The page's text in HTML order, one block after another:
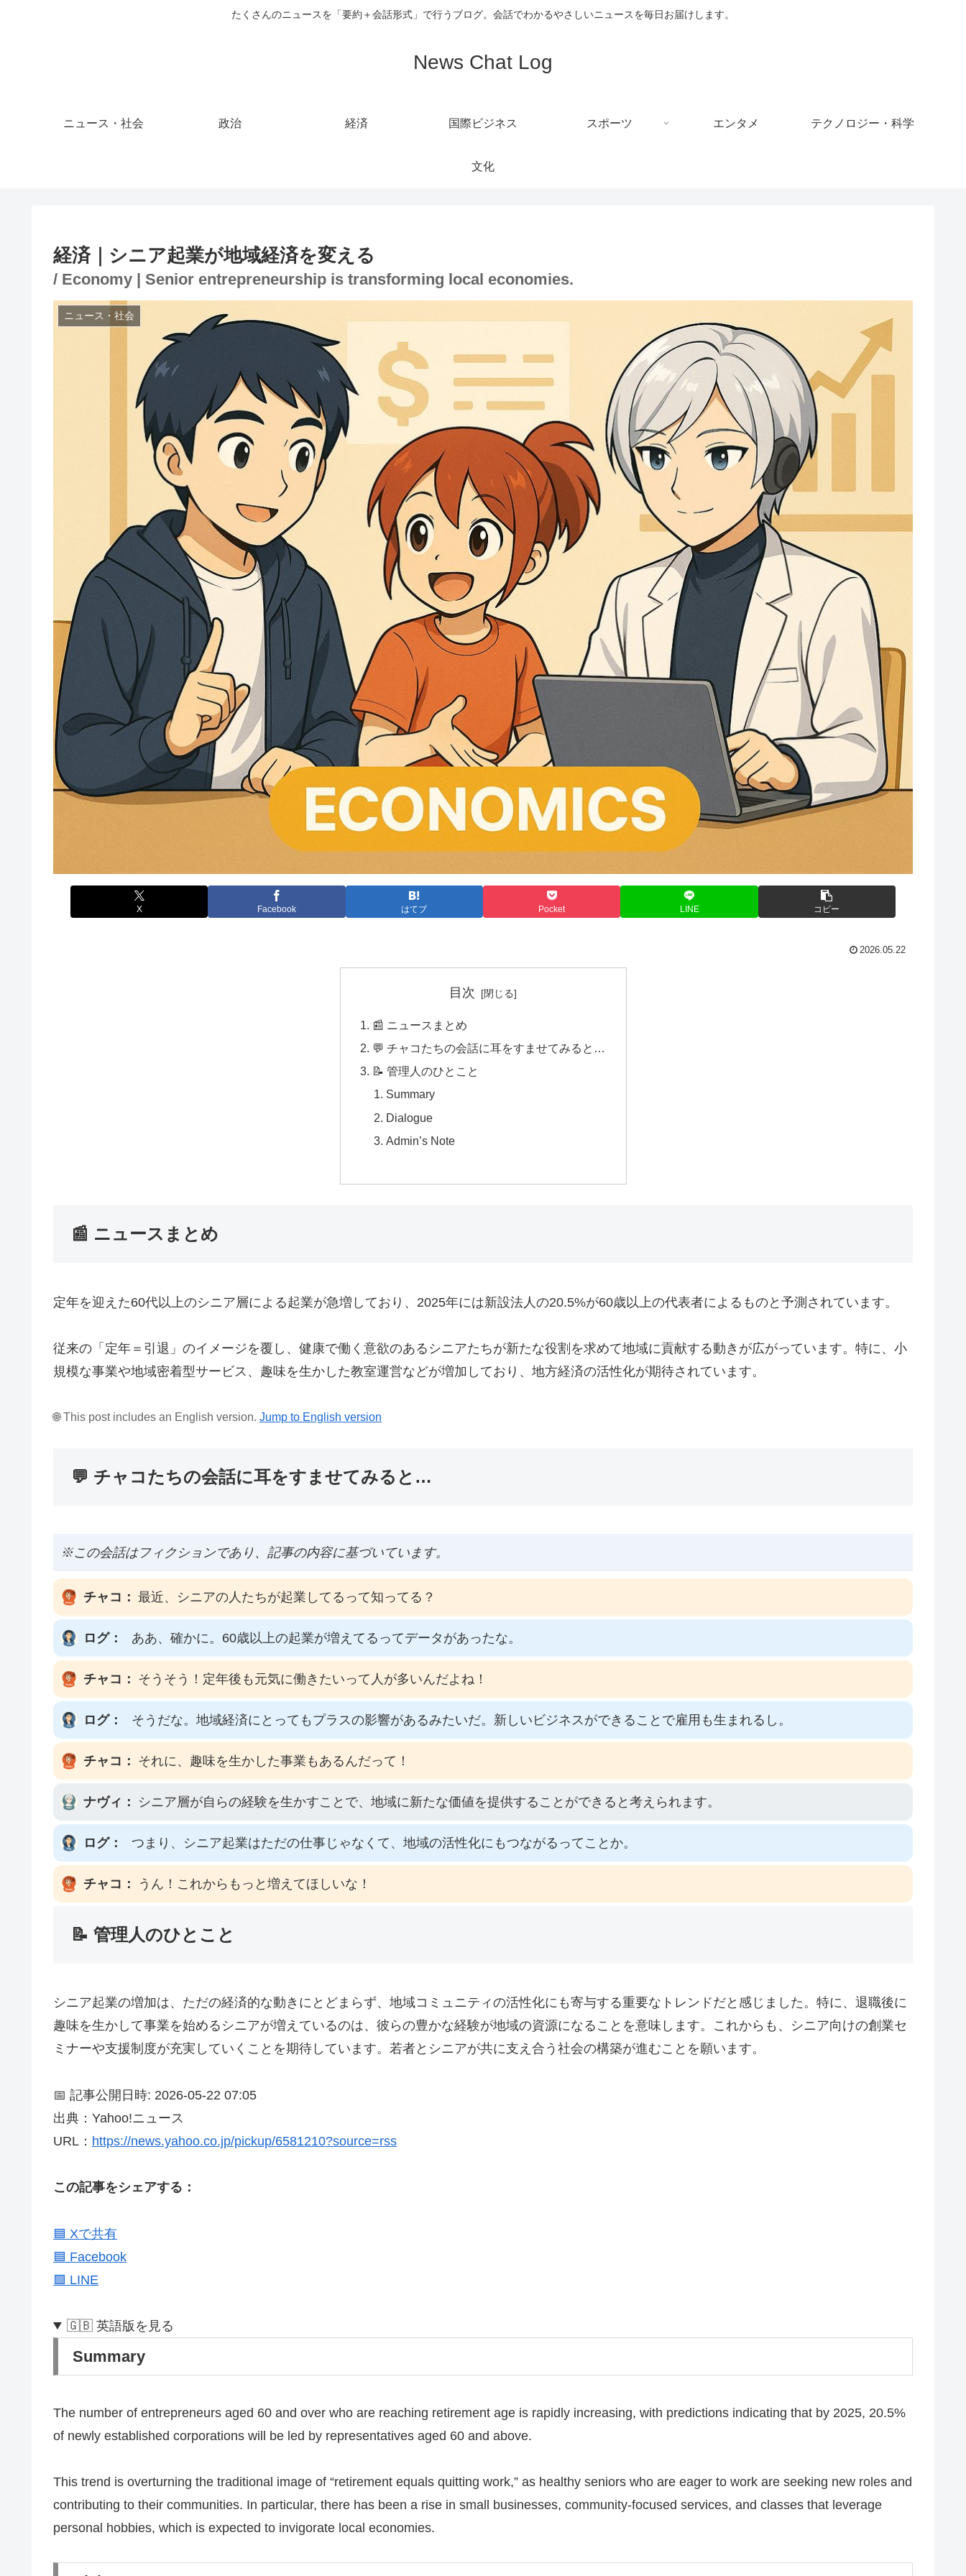
たくさんのニュースを「要約＋会話形式」で行うブログ。会話でわかるやさしいニュースを毎日お届けします。
News Chat Log
ニュース・社会 政治 経済 国際ビジネス スポーツ エンタメ テクノロジー・科学
文化
経済｜シニア起業が地域経済を変える
/ Economy | Senior entrepreneurship is transforming local economies.
ニュース・社会
X Facebook はてブ Pocket LINE コピー
2026.05.22
目次
📰 ニュースまとめ
💬 チャコたちの会話に耳をすませてみると…
📝 管理人のひとこと
Summary
Dialogue
Admin’s Note
📰 ニュースまとめ
定年を迎えた60代以上のシニア層による起業が急増しており、2025年には新設法人の20.5%が60歳以上の代表者によるものと予測されています。
従来の「定年＝引退」のイメージを覆し、健康で働く意欲のあるシニアたちが新たな役割を求めて地域に貢献する動きが広がっています。特に、小
規模な事業や地域密着型サービス、趣味を生かした教室運営などが増加しており、地方経済の活性化が期待されています。
🌐 This post includes an English version. Jump to English version
💬 チャコたちの会話に耳をすませてみると…
※この会話はフィクションであり、記事の内容に基づいています。
チャコ： 最近、シニアの人たちが起業してるって知ってる？
ログ： ああ、確かに。60歳以上の起業が増えてるってデータがあったな。
チャコ： そうそう！定年後も元気に働きたいって人が多いんだよね！
ログ： そうだな。地域経済にとってもプラスの影響があるみたいだ。新しいビジネスができることで雇用も生まれるし。
チャコ： それに、趣味を生かした事業もあるんだって！
ナヴィ： シニア層が自らの経験を生かすことで、地域に新たな価値を提供することができると考えられます。
ログ： つまり、シニア起業はただの仕事じゃなくて、地域の活性化にもつながるってことか。
チャコ： うん！これからもっと増えてほしいな！
📝 管理人のひとこと
シニア起業の増加は、ただの経済的な動きにとどまらず、地域コミュニティの活性化にも寄与する重要なトレンドだと感じました。特に、退職後に
趣味を生かして事業を始めるシニアが増えているのは、彼らの豊かな経験が地域の資源になることを意味します。これからも、シニア向けの創業セ
ミナーや支援制度が充実していくことを期待しています。若者とシニアが共に支え合う社会の構築が進むことを願います。
📅 記事公開日時: 2026-05-22 07:05
出典：Yahoo!ニュース
URL： https://news.yahoo.co.jp/pickup/6581210?source=rss
この記事をシェアする：
🟦 Xで共有
🟦 Facebook
🟩 LINE
🇬🇧 英語版を見る
Summary
The number of entrepreneurs aged 60 and over who are reaching retirement age is rapidly increasing, with predictions indicating that by 2025, 20.5%
of newly established corporations will be led by representatives aged 60 and above.
This trend is overturning the traditional image of “retirement equals quitting work,” as healthy seniors who are eager to work are seeking new roles and
contributing to their communities. In particular, there has been a rise in small businesses, community-focused services, and classes that leverage
personal hobbies, which is expected to invigorate local economies.